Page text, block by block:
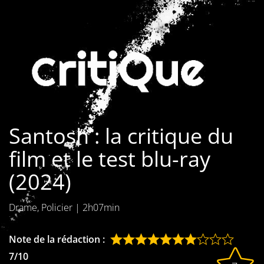
Les films par
Séries
Les films
interdits
Les Dossiers
Les disparus
Les acteurs
Les actrices
Les réalisateurs
Santosh : la critique du
film et le test blu-ray
(2024)
Drame, Policier | 2h07min
Note de la rédaction :
7/10